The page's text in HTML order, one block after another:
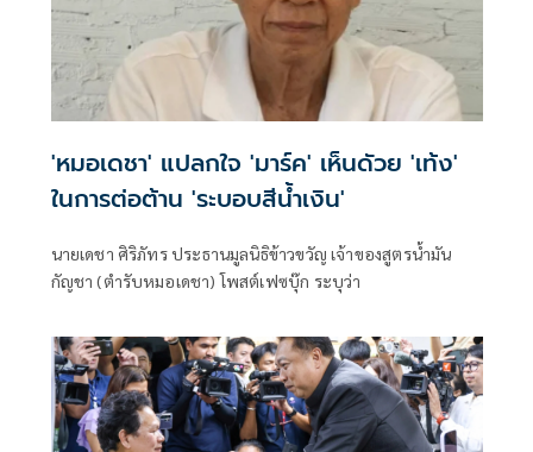
'หมอเดชา' แปลกใจ 'มาร์ค' เห็นดัวย 'เท้ง'
ในการต่อต้าน​ 'ระบอบ​สีน้ำเงิน'
นายเดชา ศิริภัทร ประธานมูลนิธิข้าวขวัญ เจ้าของสูตรน้ำมัน
กัญชา (ตำรับหมอเดชา) โพสต์เฟซบุ๊ก ระบุว่า